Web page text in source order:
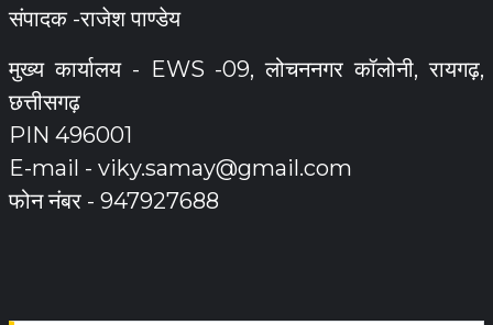
संपादक -राजेश पाण्डेय
मुख्य कार्यालय - EWS -09, लोचननगर कॉलोनी, रायगढ़,
छत्तीसगढ़
PIN 496001
E-mail - viky.samay@gmail.com
फोन नंबर - 947927688